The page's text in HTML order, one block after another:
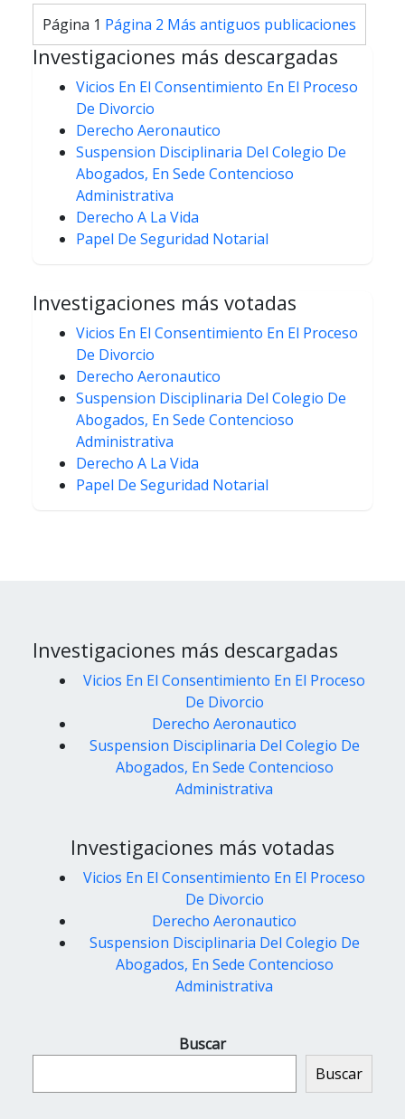
Paginación
de
entradas
Página 1 Página 2 Más antiguos publicaciones
Investigaciones más descargadas
Vicios En El Consentimiento En El Proceso
De Divorcio
Derecho Aeronautico
Suspension Disciplinaria Del Colegio De
Abogados, En Sede Contencioso
Administrativa
Derecho A La Vida
Papel De Seguridad Notarial
Investigaciones más votadas
Vicios En El Consentimiento En El Proceso
De Divorcio
Derecho Aeronautico
Suspension Disciplinaria Del Colegio De
Abogados, En Sede Contencioso
Administrativa
Derecho A La Vida
Papel De Seguridad Notarial
Investigaciones más descargadas
Vicios En El Consentimiento En El Proceso
De Divorcio
Derecho Aeronautico
Suspension Disciplinaria Del Colegio De
Abogados, En Sede Contencioso
Administrativa
Investigaciones más votadas
Vicios En El Consentimiento En El Proceso
De Divorcio
Derecho Aeronautico
Suspension Disciplinaria Del Colegio De
Abogados, En Sede Contencioso
Administrativa
Buscar
Buscar